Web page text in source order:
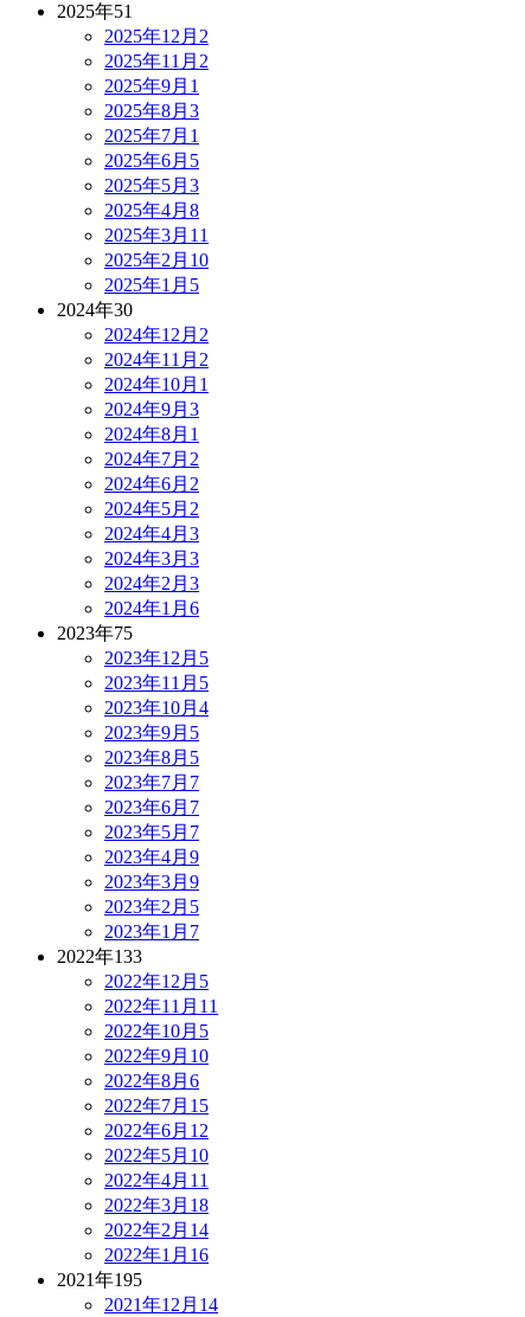
2025年51
2025年12月 2
2025年11月 2
2025年9月 1
2025年8月 3
2025年7月 1
2025年6月 5
2025年5月 3
2025年4月 8
2025年3月 11
2025年2月 10
2025年1月 5
2024年30
2024年12月 2
2024年11月 2
2024年10月 1
2024年9月 3
2024年8月 1
2024年7月 2
2024年6月 2
2024年5月 2
2024年4月 3
2024年3月 3
2024年2月 3
2024年1月 6
2023年75
2023年12月 5
2023年11月 5
2023年10月 4
2023年9月 5
2023年8月 5
2023年7月 7
2023年6月 7
2023年5月 7
2023年4月 9
2023年3月 9
2023年2月 5
2023年1月 7
2022年133
2022年12月 5
2022年11月 11
2022年10月 5
2022年9月 10
2022年8月 6
2022年7月 15
2022年6月 12
2022年5月 10
2022年4月 11
2022年3月 18
2022年2月 14
2022年1月 16
2021年195
2021年12月 14